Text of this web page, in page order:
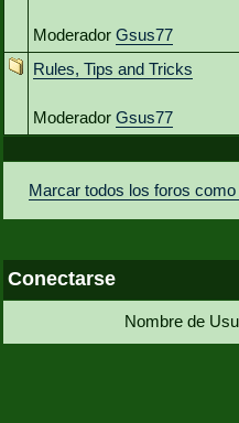
Moderador Gsus77
Rules, Tips and Tricks
Moderador Gsus77
Marcar todos los foros como
Conectarse
Nombre de